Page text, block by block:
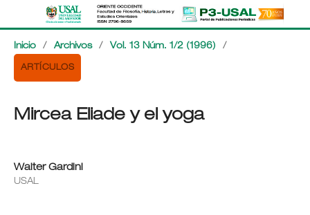
Inicio / Archivos / Vol. 13 Núm. 1/2 (1996) /
ARTÍCULOS
Mircea Eliade y el yoga
Walter Gardini
USAL